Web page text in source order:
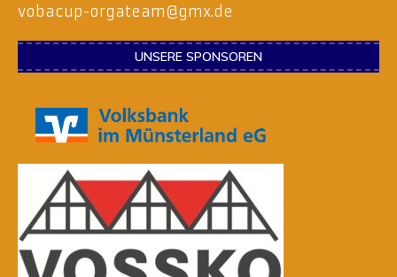
vobacup-orgateam@gmx.de
UNSERE SPONSOREN